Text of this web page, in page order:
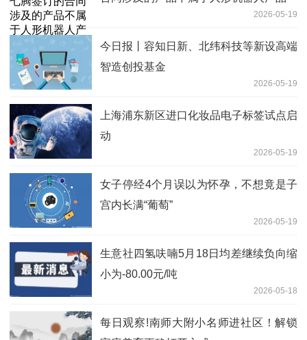
2026-05-19
今日报丨容知日新、北纬科技等新设高端
智造创投基金
2026-05-19
上海浦东新区进口化妆品电子标签试点启
动
2026-05-19
女子停经4个月误以为怀孕，不想竟是子
宫内长满“葡萄”
2026-05-19
生意社四氢呋喃5月18日均差继续负向缩
小为-80.00元/吨
2026-05-18
每日观察!南师大附小名师进社区！解锁